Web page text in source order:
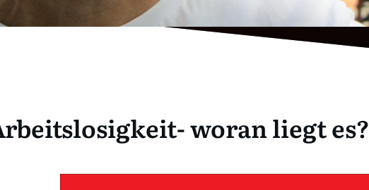
woran liegt es?